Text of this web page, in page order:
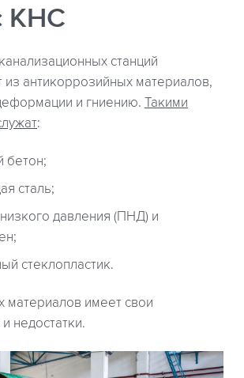
КНС
станций
из антикоррозийных материалов,
и гниению. Такими
:
бетон;
сталь;
давления (ПНД) и
стеклопластик.
материалов имеет свои
недостатки.